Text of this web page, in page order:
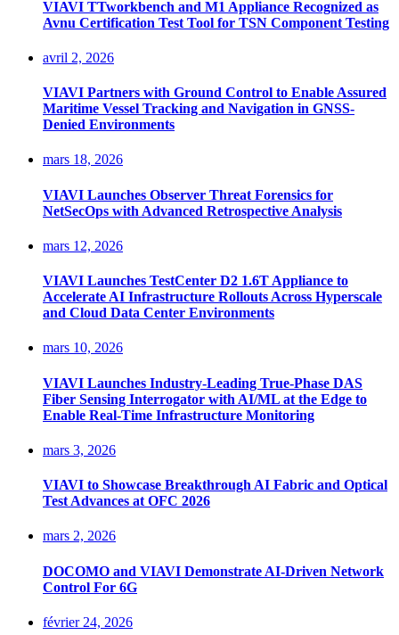
VIAVI TTworkbench and M1 Appliance Recognized as
Avnu Certification Test Tool for TSN Component Testing
avril 2, 2026
VIAVI Partners with Ground Control to Enable Assured
Maritime Vessel Tracking and Navigation in GNSS-
Denied Environments
mars 18, 2026
VIAVI Launches Observer Threat Forensics for
NetSecOps with Advanced Retrospective Analysis
mars 12, 2026
VIAVI Launches TestCenter D2 1.6T Appliance to
Accelerate AI Infrastructure Rollouts Across Hyperscale
and Cloud Data Center Environments
mars 10, 2026
VIAVI Launches Industry-Leading True-Phase DAS
Fiber Sensing Interrogator with AI/ML at the Edge to
Enable Real-Time Infrastructure Monitoring
mars 3, 2026
VIAVI to Showcase Breakthrough AI Fabric and Optical
Test Advances at OFC 2026
mars 2, 2026
DOCOMO and VIAVI Demonstrate AI-Driven Network
Control For 6G
février 24, 2026